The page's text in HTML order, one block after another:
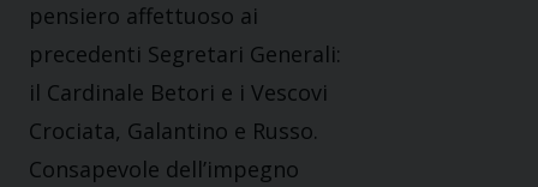
pensiero affettuoso ai
precedenti Segretari Generali:
il Cardinale Betori e i Vescovi
Crociata, Galantino e Russo.
Consapevole dell’impegno